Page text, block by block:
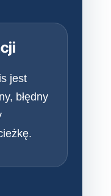
jest
błędny